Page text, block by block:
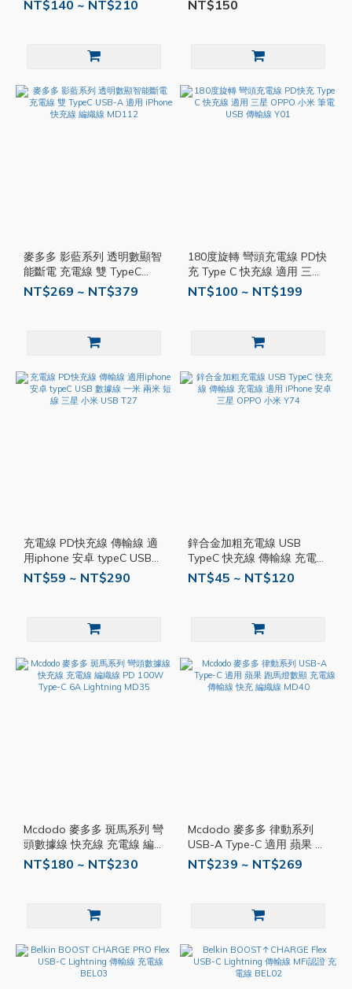
NT$140 ~ NT$210
輸線 MD115
NT$150
麥多多 影藍系列 透明數顯智
能斷電 充電線 雙 TypeC
USB-A 適用 iPhone 快充線
編織線 MD112
NT$269 ~ NT$379
180度旋轉 彎頭充電線 PD快
充 Type C 快充線 適用 三星
OPPO 小米 筆電 USB 傳輸
線 Y01
NT$100 ~ NT$199
充電線 PD快充線 傳輸線 適
用iphone 安卓 typeC USB
數據線 一米 兩米 短線 三星
NT$59 ~ NT$290
鋅合金加粗充電線 USB
TypeC 快充線 傳輸線 充電線
適用 iPhone 安卓 三星
OPPO 小米 Y74
NT$45 ~ NT$120
Mcdodo 麥多多 斑馬系列 彎
頭數據線 快充線 充電線 編
織線 PD 100W Type-C 6A
Lightning MD35
NT$180 ~ NT$230
Mcdodo 麥多多 律動系列
USB-A Type-C 適用 蘋果 跑
馬燈數顯 充電線 傳輸線 快
NT$239 ~ NT$269